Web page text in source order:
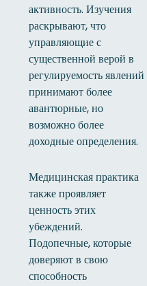
активность. Изучения
раскрывают, что
управляющие с
существенной верой в
регулируемость явлений
принимают более
авантюрные, но
возможно более
доходные определения.
Медицинская практика
также проявляет
ценность этих
убеждений.
Подопечные, которые
доверяют в свою
способность